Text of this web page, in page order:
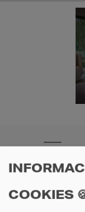
COOKIES